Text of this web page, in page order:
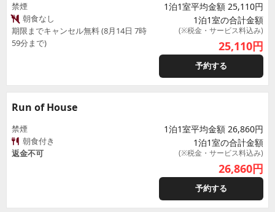
禁煙
朝食なし
期限までキャンセル無料 (8月14日 7時
59分まで)
1泊1室平均金額 25,110円
1泊1室の合計金額
(※税金・サービス料込み)
25,110円
予約する
Run of House
禁煙
朝食付き
返金不可
1泊1室平均金額 26,860円
1泊1室の合計金額
(※税金・サービス料込み)
26,860円
予約する